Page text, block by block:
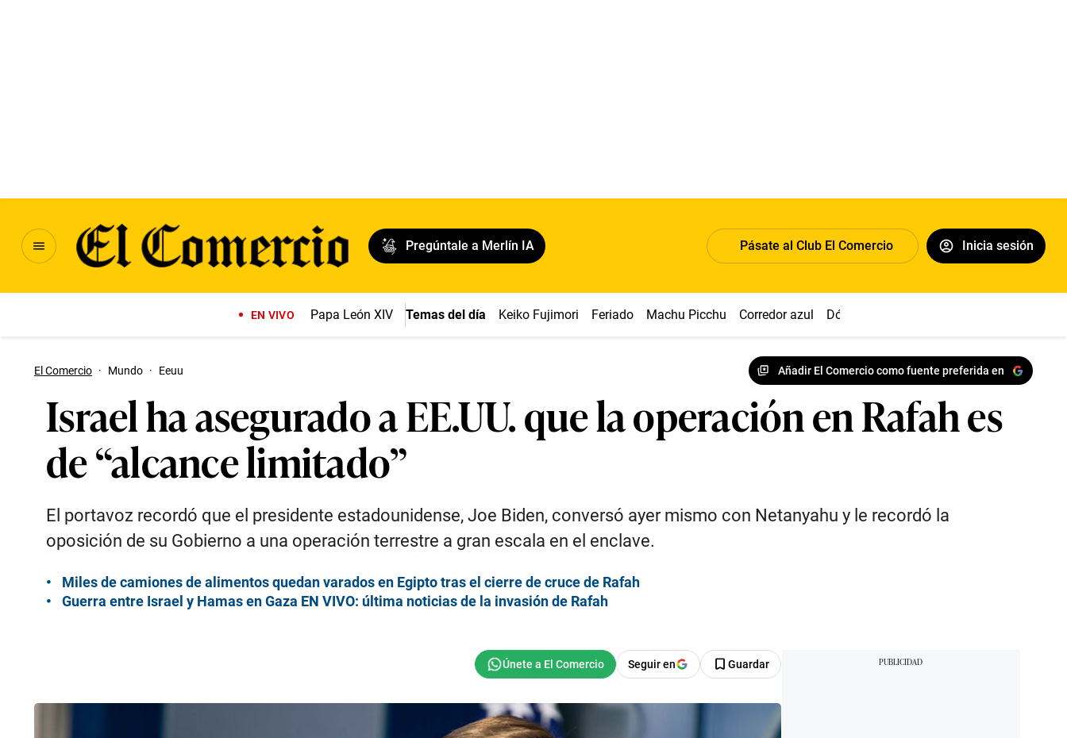
Pregúntale a Merlín IA Pásate al Club El Comercio Inicia sesión
EN VIVO Papa León XIV Temas del día Keiko Fujimori Feriado Machu Picchu Corredor azul Dólar
El Comercio · Mundo · Eeuu Añadir El Comercio como fuente preferida en
Israel ha asegurado a EE.UU. que la operación en Rafah es
de “alcance limitado”
El portavoz recordó que el presidente estadounidense, Joe Biden, conversó ayer mismo con Netanyahu y le recordó la
oposición de su Gobierno a una operación terrestre a gran escala en el enclave.
Miles de camiones de alimentos quedan varados en Egipto tras el cierre de cruce de Rafah
Guerra entre Israel y Hamas en Gaza EN VIVO: última noticias de la invasión de Rafah
Seguir en Guardar